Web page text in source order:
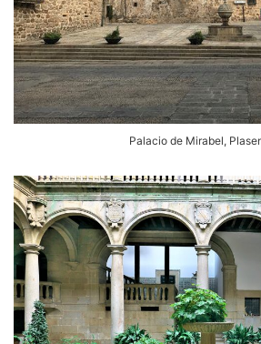
Palacio de Mirabel,